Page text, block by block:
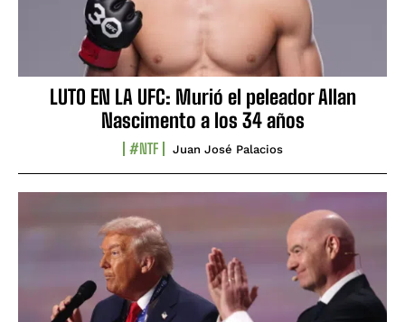
LUTO EN LA UFC: Murió el peleador Allan
Nascimento a los 34 años
#NTF Juan José Palacios